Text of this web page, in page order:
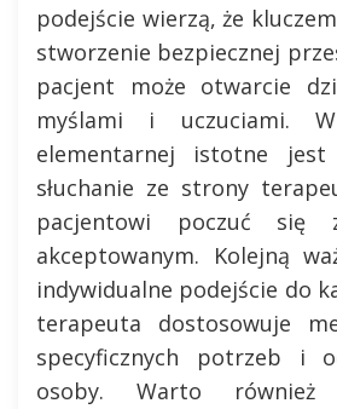
podejście wierzą, że
stworzenie bezpiecznej
pacjent może otwarcie
myślami i uczuciami.
elementarnej istotne jest
słuchanie ze strony
pacjentowi poczuć się
akceptowanym. Kolejną
indywidualne podejście do
terapeuta dostosowuje
specyficznych potrzeb i
osoby. Warto również